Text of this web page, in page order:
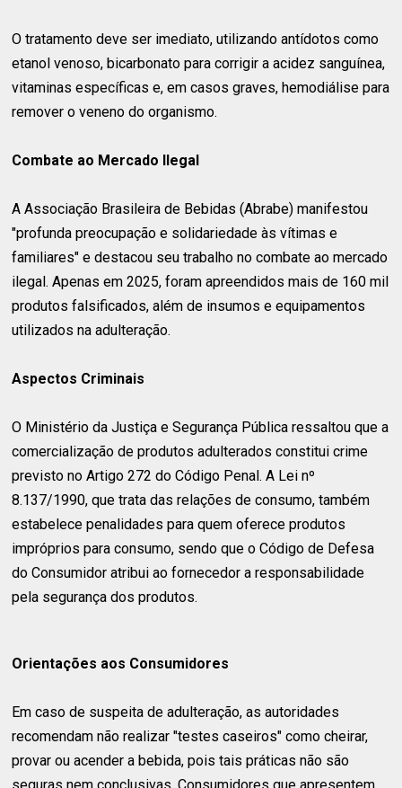
O tratamento deve ser imediato, utilizando antídotos como
etanol venoso, bicarbonato para corrigir a acidez sanguínea,
vitaminas específicas e, em casos graves, hemodiálise para
remover o veneno do organismo.
Combate ao Mercado Ilegal
A Associação Brasileira de Bebidas (Abrabe) manifestou
"profunda preocupação e solidariedade às vítimas e
familiares" e destacou seu trabalho no combate ao mercado
ilegal. Apenas em 2025, foram apreendidos mais de 160 mil
produtos falsificados, além de insumos e equipamentos
utilizados na adulteração.
Aspectos Criminais
O Ministério da Justiça e Segurança Pública ressaltou que a
comercialização de produtos adulterados constitui crime
previsto no Artigo 272 do Código Penal. A Lei nº
8.137/1990, que trata das relações de consumo, também
estabelece penalidades para quem oferece produtos
impróprios para consumo, sendo que o Código de Defesa
do Consumidor atribui ao fornecedor a responsabilidade
pela segurança dos produtos.
Orientações aos Consumidores
Em caso de suspeita de adulteração, as autoridades
recomendam não realizar "testes caseiros" como cheirar,
provar ou acender a bebida, pois tais práticas não são
seguras nem conclusivas. Consumidores que apresentem